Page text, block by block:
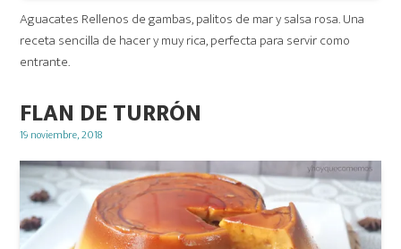
Aguacates Rellenos de gambas, palitos de mar y salsa rosa. Una
receta sencilla de hacer y muy rica, perfecta para servir como
entrante.
FLAN DE TURRÓN
Posted
19 noviembre, 2018